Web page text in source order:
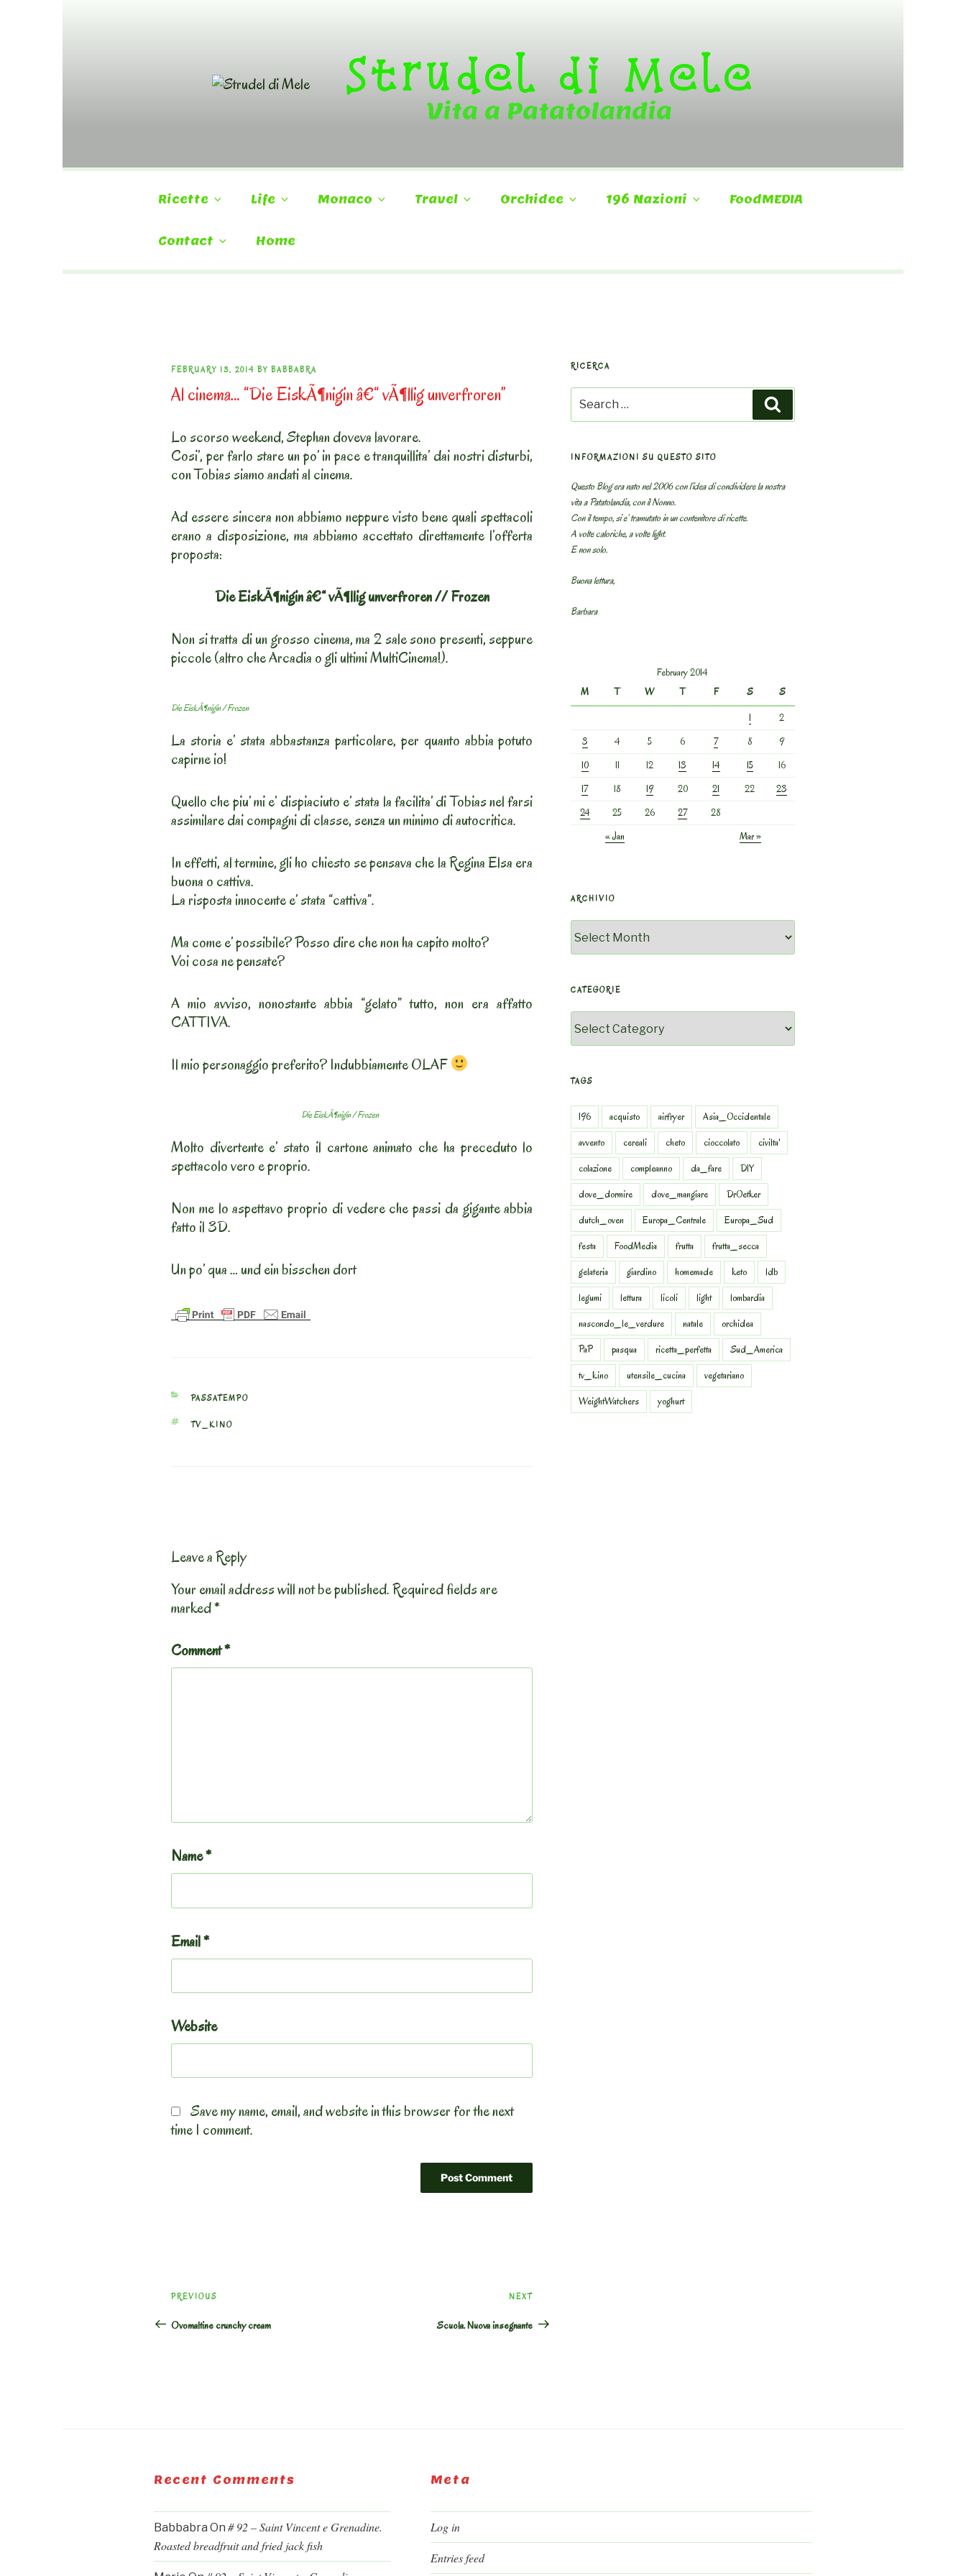
Strudel di Mele
Vita a Patatolandia
Ricette Life Monaco Travel Orchidee 196 Nazioni FoodMEDIA
Contact Home
POSTED
ON
FEBRUARY 13, 2014 BY BABBABRA
Al cinema… “Die EiskÃ¶nigin â€“ vÃ¶llig unverfroren”
Lo scorso weekend, Stephan doveva lavorare.
Cosi’, per farlo stare un po’ in pace e tranquillita’ dai nostri disturbi,
con Tobias siamo andati al cinema.
Ad essere sincera non abbiamo neppure visto bene quali spettacoli
erano a disposizione, ma abbiamo accettato direttamente l’offerta
proposta:
Die EiskÃ¶nigin â€“ vÃ¶llig unverfroren // Frozen
Non si tratta di un grosso cinema, ma 2 sale sono presenti, seppure
piccole (altro che Arcadia o gli ultimi MultiCinema!).
Die EiskÃ¶nigin / Frozen
La storia e’ stata abbastanza particolare, per quanto abbia potuto
capirne io!
Quello che piu’ mi e’ dispiaciuto e’ stata la facilita’ di Tobias nel farsi
assimilare dai compagni di classe, senza un minimo di autocritica.
In effetti, al termine, gli ho chiesto se pensava che la Regina Elsa era
buona o cattiva.
La risposta innocente e’ stata “cattiva”.
Ma come e’ possibile? Posso dire che non ha capito molto?
Voi cosa ne pensate?
A mio avviso, nonostante abbia “gelato” tutto, non era affatto
CATTIVA.
Il mio personaggio preferito? Indubbiamente OLAF
Die EiskÃ¶nigin / Frozen
Molto divertente e’ stato il cartone animato che ha preceduto lo
spettacolo vero e proprio.
Non me lo aspettavo proprio di vedere che passi da gigante abbia
fatto il 3D.
Un po’ qua … und ein bisschen dort
CATEGORIES
PASSATEMPO
TAGS
TV_KINO
Leave a Reply
Your email address will not be published.Required fields are
marked*
Comment*
Name*
Email*
Website
Save my name, email, and website in this browser for the next
time I comment.
Previous
PREVIOUS
Ovomaltine crunchy cream
Next
Post
NEXT
Scuola. Nuova insegnante
RICERCA
for:
INFORMAZIONI SU QUESTO SITO
Questo Blog era nato nel 2006 con l’idea di condividere la nostra
vita a Patatolandia, con il Nonno.
Con il tempo, si e’ tramutato in un contenitore di ricette.
A volte caloriche, a volte light.
E non solo.
Buona lettura,
Barbara
February 2014
M
T W T F S
S
1
2
3
4 5 6 7 8
9
10
11 12 13 14 15
16
17
18 19 20 21 22
23
24
25 26 27
28
« Jan
Mar »
ARCHIVIO
CATEGORIE
TAGS
196 acquisto airfryer
Asia_Occidentale
avvento
cereali cheto cioccolato
civilta'
colazione
compleanno da_fare
DIY
dove_dormire
dove_mangiare
DrOetker
dutch_oven
Europa_Centrale
Europa_Sud
festa
FoodMedia frutta
frutta_secca
gelateria
giardino homemade keto
ldb
legumi
lettura licoli light
lombardia
nascondo_le_verdure
natale
orchidea
PaP
pasqua ricetta_perfetta
Sud_America
tv_kino
utensile_cucina
vegetariano
WeightWatchers
yoghurt
Recent Comments
Babbabra On # 92 – Saint Vincent e Grenadine.
Roasted breadfruit and fried jack fish
Meta
Log in
Entries feed